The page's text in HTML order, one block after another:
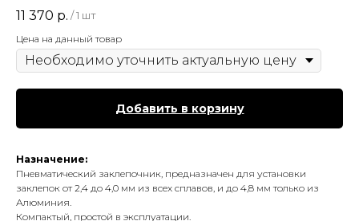
11 370 р. / 1 шт
Цена на данный товар
Добавить в корзину
Назначение:
Пневматический заклепочник, предназначен для установки
заклепок от 2,4 до 4,0 мм из всех сплавов, и до 4,8 мм только из
Алюминия.
Компактый, простой в эксплуатации.